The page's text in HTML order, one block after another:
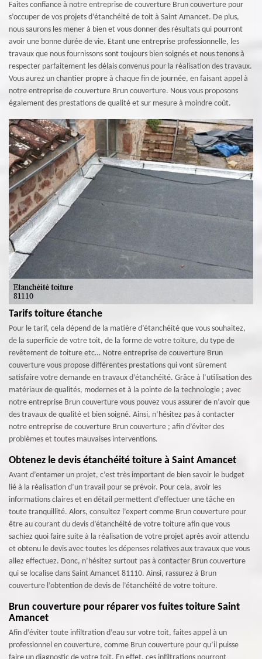
Faites confiance à notre entreprise de couverture Brun couverture pour
s’occuper de vos projets d’étanchéité de toit à Saint Amancet. De plus,
nous saurons les mener à bien et vous donner des résultats qui pourront
avoir une bonne durée de vie. Etant une entreprise professionnelle, les
travaux que nous fournissons sont toujours bien soignés et nous tenons à
respecter parfaitement les délais convenus pour la réalisation des travaux.
Vous aurez un chantier propre à chaque fin de journée, en faisant appel à
notre entreprise de couverture Brun couverture. Nous vous proposons
également des prestations de qualité et sur mesure à moindre coût.
Tarifs toiture étanche
Pour le tarif, cela dépend de la matière d’étanchéité que vous souhaitez,
de la superficie de votre toit, de la forme de votre toiture, du type de
revêtement de toiture etc… Notre entreprise de couverture Brun
couverture vous propose différentes prestations qui vont sûrement
satisfaire votre demande en travaux d’étanchéité. Grâce à l’utilisation des
matériaux de qualités, modernes et à la pointe de la technologie ; avec
notre entreprise Brun couverture vous pouvez vous assurer de n’avoir que
des travaux de qualité et bien soigné. Ainsi, n’hésitez pas à contacter
notre entreprise de couverture Brun couverture ; afin d’éviter des
problèmes et toutes mauvaises interventions.
Obtenez le devis étanchéité toiture à Saint Amancet
Avant d’entamer un projet, c’est très important de bien savoir le budget
lié à la réalisation d’un travail pour se prévoir. Pour cela, avoir les
informations claires et en détail permettent d’effectuer une tâche en
toute tranquillité. Alors, consultez l’expert comme Brun couverture pour
être au courant du devis d’étanchéité de votre toiture afin que vous
sachiez quoi faire suite à la réalisation de votre projet après avoir attendu
et obtenu le devis avec toutes les dépenses relatives aux travaux que vous
allez effectuez. Donc, n’hésitez surtout pas à contacter Brun couverture
qui se localise dans Saint Amancet 81110. Ainsi, rassurez à Brun
couverture l’obtention de devis de l’étanchéité de votre toiture.
Brun couverture pour réparer vos fuites toiture Saint
Amancet
Afin d’éviter toute infiltration d’eau sur votre toit, faites appel à un
professionnel en couverture, comme Brun couverture pour qu’il puisse